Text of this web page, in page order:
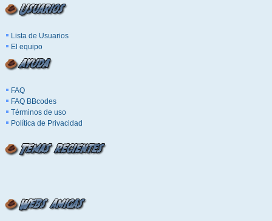
Lista de Usuarios
El equipo
FAQ
FAQ BBcodes
Términos de uso
Política de Privacidad